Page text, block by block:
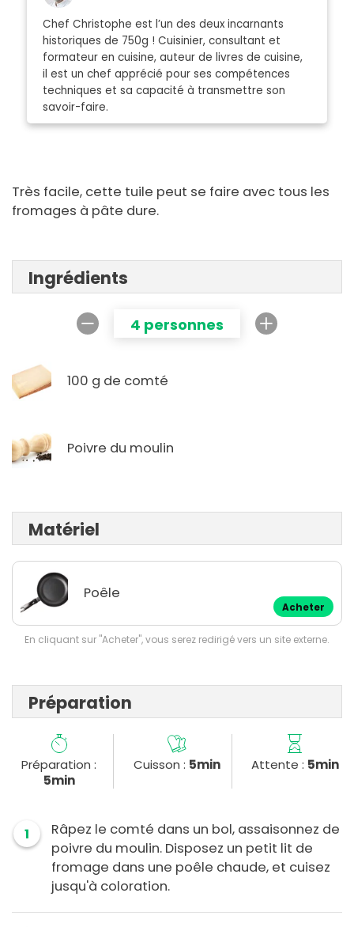
Chef Christophe est l’un des deux incarnants
historiques de 750g ! Cuisinier, consultant et
formateur en cuisine, auteur de livres de cuisine,
il est un chef apprécié pour ses compétences
techniques et sa capacité à transmettre son
savoir-faire.
Très facile, cette tuile peut se faire avec tous les
fromages à pâte dure.
Ingrédients
4 personnes
100 g de comté
Poivre du moulin
Matériel
Poêle
Acheter
En cliquant sur "Acheter", vous serez redirigé vers un site externe.
Préparation
Préparation :
5min
Cuisson : 5min Attente : 5min
1
Râpez le comté dans un bol, assaisonnez de
poivre du moulin. Disposez un petit lit de
fromage dans une poêle chaude, et cuisez
jusqu'à coloration.